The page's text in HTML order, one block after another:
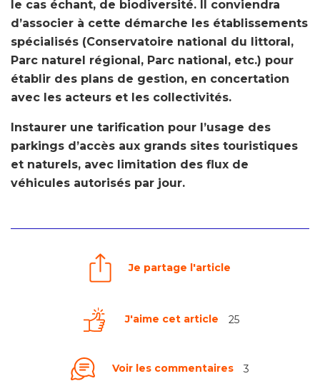
le cas échant, de biodiversité. Il conviendra
d’associer à cette démarche les établissements
spécialisés (Conservatoire national du littoral,
Parc naturel régional, Parc national, etc.) pour
établir des plans de gestion, en concertation
avec les acteurs et les collectivités.
Instaurer une tarification pour l’usage des
parkings d’accès aux grands sites touristiques
et naturels, avec limitation des flux de
véhicules autorisés par jour.
Je partage l'article
J'aime cet article 25
Voir les commentaires 3